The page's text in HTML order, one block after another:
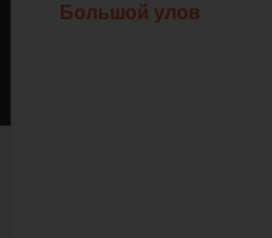
Большой улов